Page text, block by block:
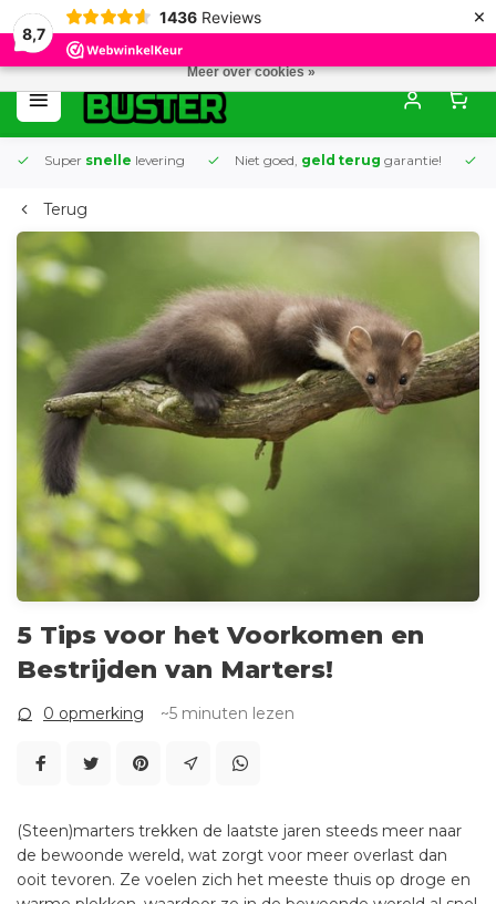
8,7
1436 Reviews ×
Super snelle levering Niet goed, geld terug garantie!
Terug
5 Tips voor het Voorkomen en
Bestrijden van Marters!
0 opmerking ~5 minuten lezen
(Steen)marters trekken de laatste jaren steeds meer naar
de bewoonde wereld, wat zorgt voor meer overlast dan
ooit tevoren. Ze voelen zich het meeste thuis op droge en
Door het gebruiken van onze website, ga je akkoord met het gebruik van
cookies om onze website te verbeteren.
Meer over cookies »